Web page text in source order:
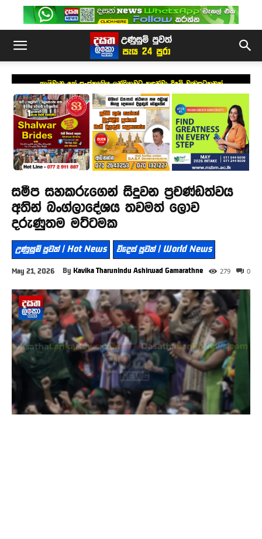
තායිවාන තේ සංස්කෘතිය ඉන්දියාවට හඳුන්වා දීමේ වැඩසටහනක්
සමීප සහකරුගෙන් සිදුවන ප්‍රචණ්ඩත්වය
අතින් බංග්ලාදේශය තවමත් ලොව
දරුණුතම මට්ටමක
උණුසුම් පුවත් | Hot News විදෙස් පුවත් | World News
May 21, 2026 By Kavika Tharunindu Ashirwad Gamarathne 0
279